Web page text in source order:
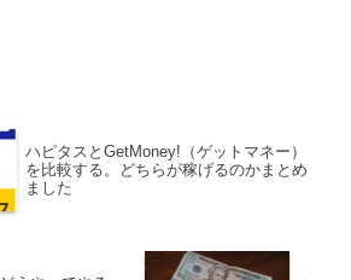
ハピタスとGetMoney!（ゲットマネー）
を比較する。どちらが稼げるのかまとめ
ました